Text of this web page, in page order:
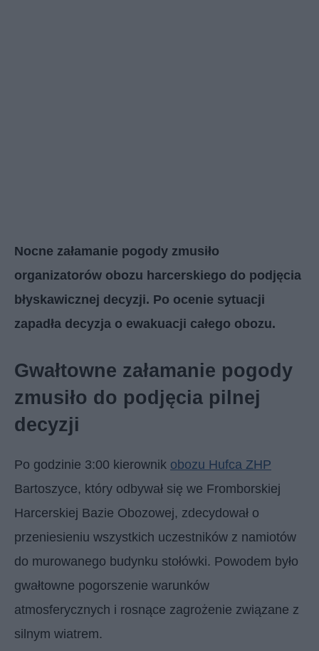
Nocne załamanie pogody zmusiło
organizatorów obozu harcerskiego do podjęcia
błyskawicznej decyzji. Po ocenie sytuacji
zapadła decyzja o ewakuacji całego obozu.
Gwałtowne załamanie pogody
zmusiło do podjęcia pilnej
decyzji
Po godzinie 3:00 kierownik obozu Hufca ZHP
Bartoszyce, który odbywał się we Fromborskiej
Harcerskiej Bazie Obozowej, zdecydował o
przeniesieniu wszystkich uczestników z namiotów
do murowanego budynku stołówki. Powodem było
gwałtowne pogorszenie warunków
atmosferycznych i rosnące zagrożenie związane z
silnym wiatrem.